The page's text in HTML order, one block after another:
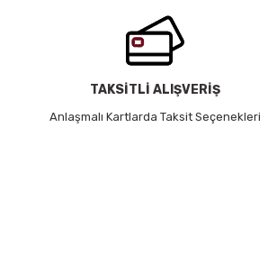
TAKSİTLİ ALIŞVERİŞ
Anlaşmalı Kartlarda Taksit Seçenekleri